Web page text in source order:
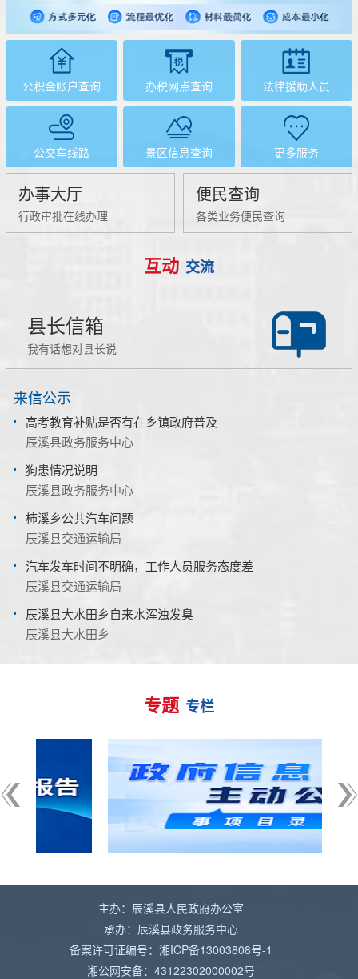
公积金账户查询 办税网点查询 法律援助人员
公交车线路 景区信息查询 更多服务
办事大厅
行政审批在线办理
便民查询
各类业务便民查询
互动 交流
县长信箱
我有话想对县长说
来信公示
高考教育补贴是否有在乡镇政府普及
辰溪县政务服务中心
狗患情况说明
辰溪县政务服务中心
柿溪乡公共汽车问题
辰溪县交通运输局
汽车发车时间不明确，工作人员服务态度差
辰溪县交通运输局
辰溪县大水田乡自来水浑浊发臭
辰溪县大水田乡
专题 专栏
主办：辰溪县人民政府办公室
承办：辰溪县政务服务中心
备案许可证编号：湘ICP备13003808号-1
湘公网安备：43122302000002号